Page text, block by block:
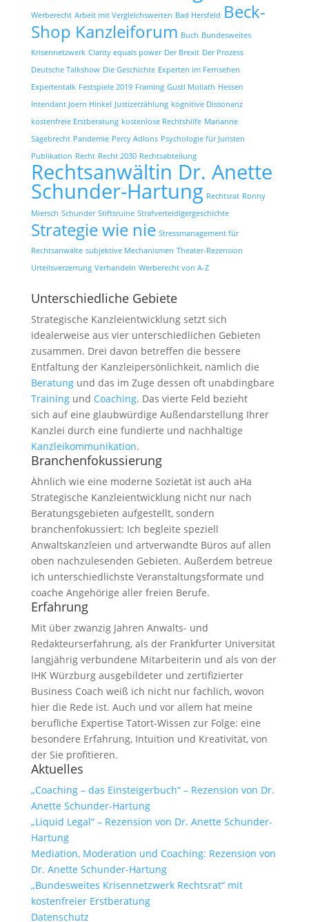
Werberecht Arbeit mit Vergleichswerten Bad Hersfeld Beck-
Shop Kanzleiforum Buch Bundesweites
Krisennetzwerk Clarity equals power Der Brexit Der Prozess
Deutsche Talkshow Die Geschichte Experten im Fernsehen
Expertentalk Festspiele 2019 Framing Gustl Mollath Hessen
Intendant Joern Hinkel Justizerzählung kognitive Dissonanz
kostenfreie Erstberatung kostenlose Rechtshilfe Marianne
Sägebrecht Pandemie Percy Adlons Psychologie für Juristen
Publikation Recht Recht 2030 Rechtsabteilung
Rechtsanwältin Dr. Anette
Schunder-Hartung Rechtsrat Ronny
Miersch Schunder Stiftsruine Strafverteidigergeschichte
Strategie wie nie Stressmanagement für
Rechtsanwälte subjektive Mechanismen Theater-Rezension
Urteilsverzerrung Verhandeln Werberecht von A-Z
Unterschiedliche Gebiete
Strategische Kanzleientwicklung setzt sich
idealerweise aus vier unterschiedlichen Gebieten
zusammen. Drei davon betreffen die bessere
Entfaltung der Kanzleipersönlichkeit, nämlich die
Beratungund das im Zuge dessen oft unabdingbare
Trainingund Coaching. Das vierte Feld bezieht
sich auf eine glaubwürdige Außendarstellung Ihrer
Kanzlei durch eine fundierte und nachhaltige
Kanzleikommunikation.
Branchenfokussierung
Ähnlich wie eine moderne Sozietät ist auch aHa
Strategische Kanzleientwicklung nicht nur nach
Beratungsgebieten aufgestellt, sondern
branchenfokussiert: Ich begleite speziell
Anwaltskanzleien und artverwandte Büros auf allen
oben nachzulesenden Gebieten. Außerdem betreue
ich unterschiedlichste Veranstaltungsformate und
coache Angehörige aller freien Berufe.
Erfahrung
Mit über zwanzig Jahren Anwalts- und
Redakteurserfahrung, als der Frankfurter Universität
langjährig verbundene Mitarbeiterin und als von der
IHK Würzburg ausgebildeter und zertifizierter
Business Coach weiß ich nicht nur fachlich, wovon
hier die Rede ist. Auch und vor allem hat meine
berufliche Expertise Tatort-Wissen zur Folge: eine
besondere Erfahrung, Intuition und Kreativität, von
der Sie profitieren.
Aktuelles
„Coaching – das Einsteigerbuch“ – Rezension von Dr.
Anette Schunder-Hartung
„Liquid Legal“ – Rezension von Dr. Anette Schunder-
Hartung
Mediation, Moderation und Coaching: Rezension von
Dr. Anette Schunder-Hartung
„Bundesweites Krisennetzwerk Rechtsrat“ mit
kostenfreier Erstberatung
Datenschutz